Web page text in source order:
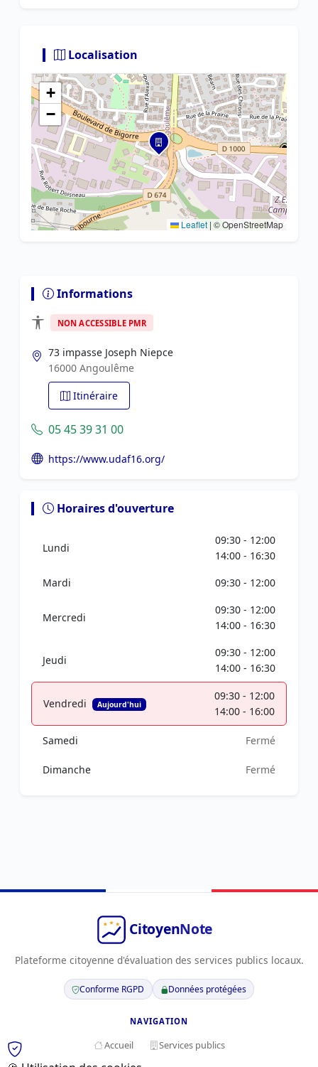
Localisation
+
−
Leaflet | © OpenStreetMap
Informations
NON ACCESSIBLE PMR
73 impasse Joseph Niepce
16000 Angoulême
Itinéraire
05 45 39 31 00
https://www.udaf16.org/
Horaires d'ouverture
Lundi
09:30 - 12:00
14:00 - 16:30
Mardi
09:30 - 12:00
Mercredi
09:30 - 12:00
14:00 - 16:30
Jeudi
09:30 - 12:00
14:00 - 16:30
Vendredi Aujourd'hui
09:30 - 12:00
14:00 - 16:00
Samedi Fermé
Dimanche Fermé
Plateforme citoyenne d'évaluation des services publics locaux.
Conforme RGPD Données protégées
NAVIGATION
Accueil Services publics